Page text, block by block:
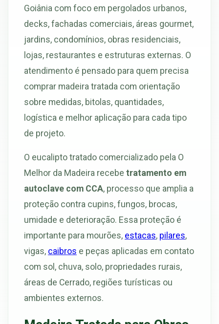
Goiânia com foco em pergolados urbanos,
decks, fachadas comerciais, áreas gourmet,
jardins, condomínios, obras residenciais,
lojas, restaurantes e estruturas externas. O
atendimento é pensado para quem precisa
comprar madeira tratada com orientação
sobre medidas, bitolas, quantidades,
logística e melhor aplicação para cada tipo
de projeto.
O eucalipto tratado comercializado pela O
Melhor da Madeira recebe tratamento em
autoclave com CCA, processo que amplia a
proteção contra cupins, fungos, brocas,
umidade e deterioração. Essa proteção é
importante para mourões, estacas, pilares,
vigas, caibros e peças aplicadas em contato
com sol, chuva, solo, propriedades rurais,
áreas de Cerrado, regiões turísticas ou
ambientes externos.